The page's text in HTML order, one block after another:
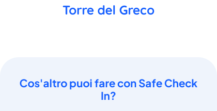
Torre del Greco
Cos'altro puoi fare con Safe Check
In?